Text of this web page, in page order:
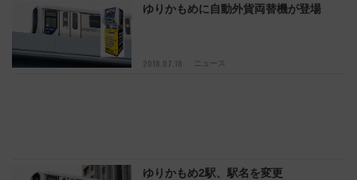
2018.07.18 ニュース
ゆりかもめに自動外貨両替機が登場
ゆりかもめ2駅、駅名を変更